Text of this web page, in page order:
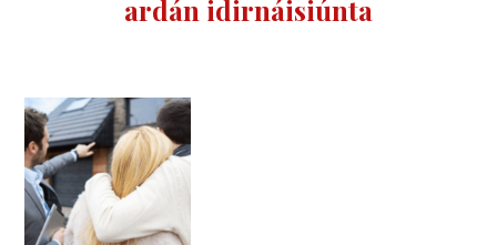
ardán idirnáisiúnta